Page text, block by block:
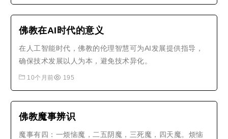
见地。见地若真，行履自至。..
佛教在AI时代的意义
在人工智能时代，佛教的伦理智慧可为AI发展提供指导，
确保技术发展以人为本，避免技术异化。
10个月前 195
佛教魔事辨识
魔事有四：一烦恼魔，二五阴魔，三死魔，四天魔。烦恼